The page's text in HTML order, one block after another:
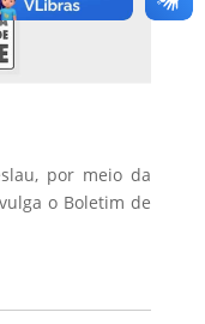
por meio da
o Boletim de